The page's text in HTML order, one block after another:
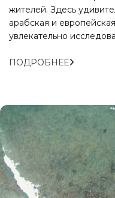
жителей. Здесь
арабская и
увлекательно
ПОДРОБНЕЕ